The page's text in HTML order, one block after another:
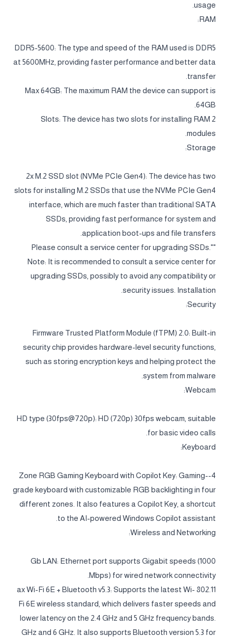
usage.
RAM:
DDR5-5600: The type and speed of the RAM used is DDR5
at 5600MHz, providing faster performance and better data
transfer.
Max 64GB: The maximum RAM the device can support is
64GB.
2 Slots: The device has two slots for installing RAM
modules.
Storage:
2x M.2 SSD slot (NVMe PCIe Gen4): The device has two
slots for installing M.2 SSDs that use the NVMe PCIe Gen4
interface, which are much faster than traditional SATA
SSDs, providing fast performance for system and
application boot-ups and file transfers.
"Please consult a service center for upgrading SSDs."
Note: It is recommended to consult a service center for
upgrading SSDs, possibly to avoid any compatibility or
security issues. Installation.
Security:
Firmware Trusted Platform Module (fTPM) 2.0: Built-in
security chip provides hardware-level security functions,
such as storing encryption keys and helping protect the
system from malware.
Webcam:
HD type (30fps@720p): HD (720p) 30fps webcam, suitable
for basic video calls.
Keyboard:
4-Zone RGB Gaming Keyboard with Copilot Key: Gaming-
grade keyboard with customizable RGB backlighting in four
different zones. It also features a Copilot Key, a shortcut
to the AI-powered Windows Copilot assistant.
Wireless and Networking:
Gb LAN: Ethernet port supports Gigabit speeds (1000
Mbps) for wired network connectivity.
802.11 ax Wi-Fi 6E + Bluetooth v5.3: Supports the latest Wi-
Fi 6E wireless standard, which delivers faster speeds and
lower latency on the 2.4 GHz and 5 GHz frequency bands.
GHz and 6 GHz. It also supports Bluetooth version 5.3 for